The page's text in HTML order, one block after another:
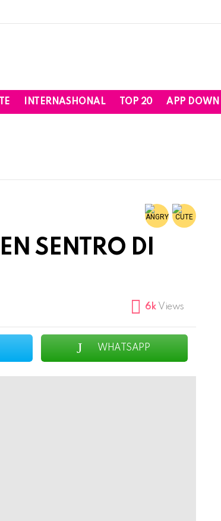
INTERNASHONAL TOP 20 APP
SENTRO DI
6k Views
WHATSAPP